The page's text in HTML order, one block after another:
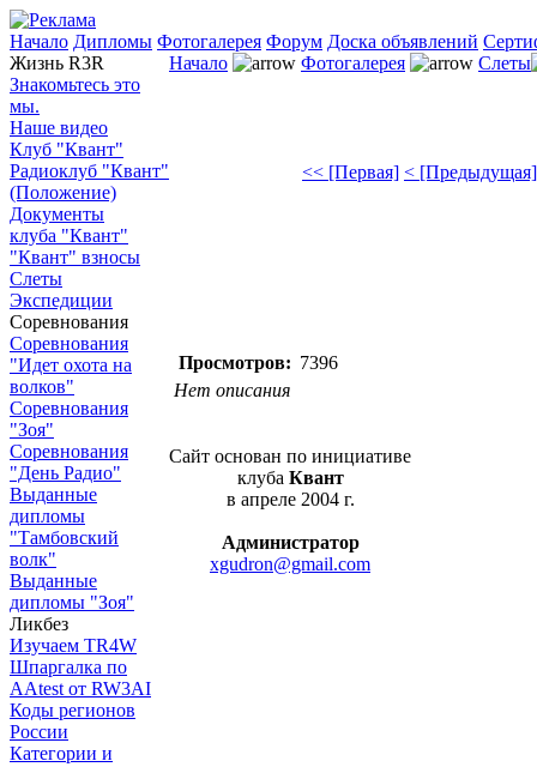
Начало Дипломы Фотогалерея Форум Доска объявлений
Жизнь R3R
Знакомьтесь это
мы.
Наше видео
Клуб "Квант"
Радиоклуб "Квант"
(Положение)
Документы
клуба "Квант"
"Квант" взносы
Слеты
Экспедиции
Соревнования
Соревнования
"Идет охота на
волков"
Соревнования
"Зоя"
Соревнования
"День Радио"
Выданные
дипломы
"Тамбовский
волк"
Выданные
дипломы "Зоя"
Ликбез
Изучаем TR4W
Шпаргалка по
AAtest от RW3AI
Коды регионов
России
Категории и
Начало Фотогалерея Слеты
<< [Первая] < [Предыдущая]
Просмотров: 7396
Нет описания
Сайт основан по инициативе
клуба Квант
в апреле 2004 г.
Администратор
xgudron@gmail.com